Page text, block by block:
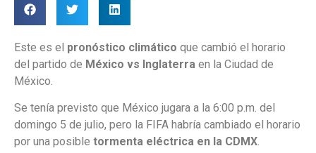
Este es el pronóstico climático que cambió el horario
del partido de México vs Inglaterra en la Ciudad de
México.
Se tenía previsto que México jugara a la 6:00 p.m. del
domingo 5 de julio, pero la FIFA habría cambiado el horario
por una posible tormenta eléctrica en la CDMX.